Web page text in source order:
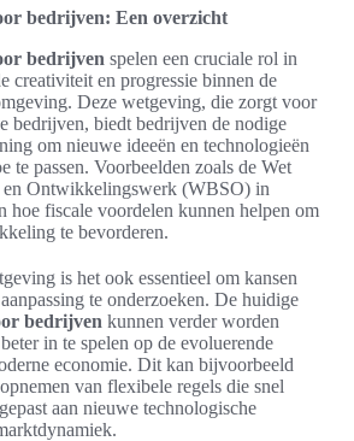
bedrijven: Een overzicht
bedrijven spelen een cruciale rol in
creativiteit en progressie binnen de
Deze wetgeving, die zorgt voor
bedrijven, biedt bedrijven de nodige
om nieuwe ideeën en technologieën
te passen. Voorbeelden zoals de Wet
en Ontwikkelingswerk (WBSO) in
hoe fiscale voordelen kunnen helpen om
te bevorderen.
is het ook essentieel om kansen
te onderzoeken. De huidige
bedrijven kunnen verder worden
in te spelen op de evoluerende
economie. Dit kan bijvoorbeeld
van flexibele regels die snel
aan nieuwe technologische